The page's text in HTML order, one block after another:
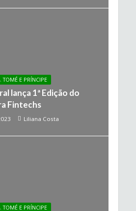
TOMÉ E PRÍNCIPE
lança 1ª Edição do
Fintechs
Liliana Costa
TOMÉ E PRÍNCIPE